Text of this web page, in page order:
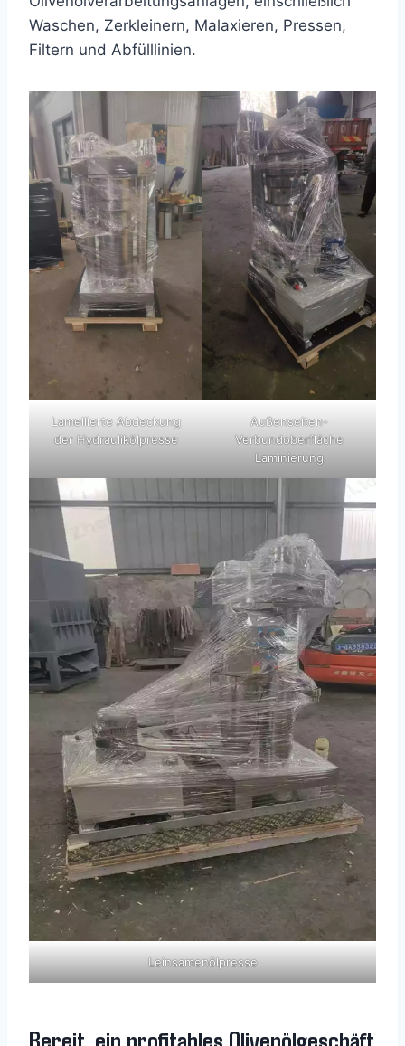
Waschen, Zerkleinern, Malaxieren, Pressen,
Filtern und Abfülllinien.
Lamellierte Abdeckung
der Hydraulikölpresse
Außenseiten-
Verbundoberfläche
Laminierung
Leinsamenölpresse
Bereit, ein profitables Olivenölgeschäft